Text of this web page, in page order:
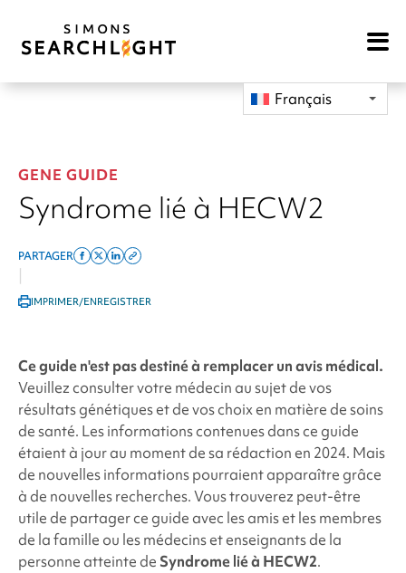
Open
Français
GENE GUIDE
Syndrome lié à HECW2
PARTAGER
Share
facebook
Share
ShareCopy
IMPRIMER/ENREGISTRER
Ce guide n'est pas destiné à remplacer un avis médical.
Veuillez consulter votre médecin au sujet de vos
résultats génétiques et de vos choix en matière de soins
de santé. Les informations contenues dans ce guide
étaient à jour au moment de sa rédaction en 2024. Mais
de nouvelles informations pourraient apparaître grâce
à de nouvelles recherches. Vous trouverez peut-être
utile de partager ce guide avec les amis et les membres
de la famille ou les médecins et enseignants de la
personne atteinte de Syndrome lié à HECW2.